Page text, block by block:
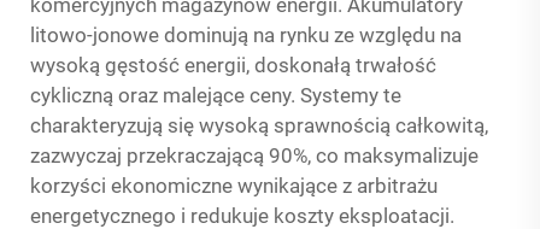
komercyjnych magazynów energii. Akumulatory
litowo-jonowe dominują na rynku ze względu na
wysoką gęstość energii, doskonałą trwałość
cykliczną oraz malejące ceny. Systemy te
charakteryzują się wysoką sprawnością całkowitą,
zazwyczaj przekraczającą 90%, co maksymalizuje
korzyści ekonomiczne wynikające z arbitrażu
energetycznego i redukuje koszty eksploatacji.